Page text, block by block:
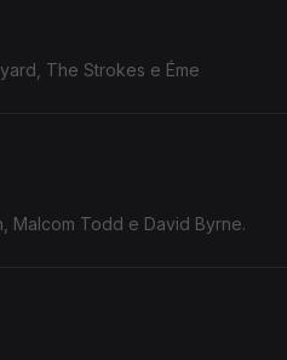
The Strokes e Éme
Malcom Todd e David Byrne.